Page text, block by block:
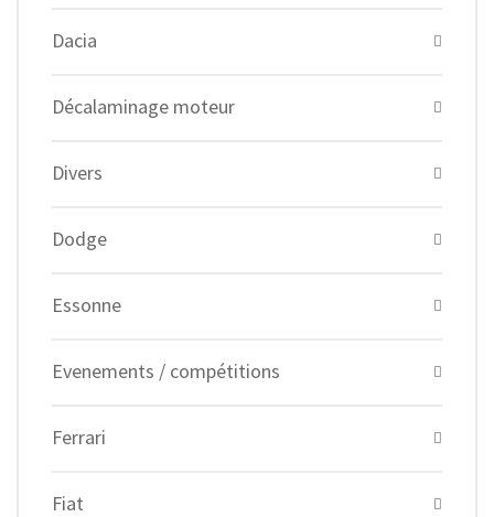
Dacia
Décalaminage moteur
Divers
Dodge
Essonne
Evenements / compétitions
Ferrari
Fiat